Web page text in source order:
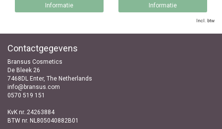
Informatie Informatie
Incl. btw
Contactgegevens
Bransus Cosmetics
De Bleek 26
7468DL Enter, The Netherlands
info@bransus.com
0570 519 151
KvK nr..24263884
BTW nr. NL805040882B01